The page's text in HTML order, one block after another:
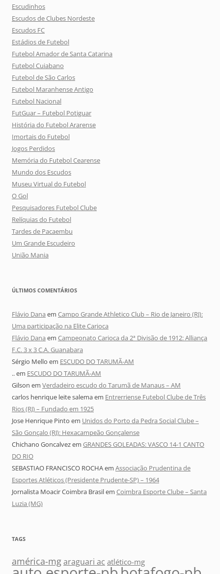
Escudinhos
Escudos de Clubes Nordeste
Escudos FC
Estádios de Futebol
Futebol Amador de Santa Catarina
Futebol Cuiabano
Futebol de São Carlos
Futebol Maranhense Antigo
Futebol Nacional
FutGuar – Futebol Potiguar
História do Futebol Ararense
Imortais do Futebol
Jogos Perdidos
Memória do Futebol Cearense
Mundo dos Escudos
Museu Virtual do Futebol
O Gol
Pesquisadores Futebol Clube
Relíquias do Futebol
Tardes de Pacaembu
Um Grande Escudeiro
União Mania
ÚLTIMOS COMENTÁRIOS
Flávio Dana em Campo Grande Athletico Club – Rio de Janeiro (RJ):
Uma participação na Elite Carioca
Flávio Dana em Campeonato Carioca da 2ª Divisão de 1912: Alliança
F.C. 3 x 3 C.A. Guanabara
Sérgio Mello em ESCUDO DO TARUMÃ-AM
..em ESCUDO DO TARUMÃ-AM
Gilson em Verdadeiro escudo do Tarumã de Manaus – AM
carlos henrique leite salemaem Entrerriense Futebol Clube de Três
Rios (RJ) – Fundado em 1925
Jose Henrique Pinto em Unidos do Porto da Pedra Social Clube –
São Gonçalo (RJ): Hexacampeão Gonçalense
Chichano Goncalvezem GRANDES GOLEADAS: VASCO 14-1 CANTO
DO RIO
SEBASTIAO FRANCISCO ROCHAem Associação Prudentina de
Esportes Atléticos (Presidente Prudente-SP) – 1964
Jornalista Moacir Coimbra Brasilem Coimbra Esporte Clube – Santa
Luzia (MG)
TAGS
américa-mgaraguari ac atlético-mg